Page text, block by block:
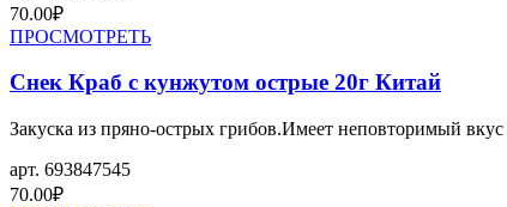
70.00₽
ПРОСМОТРЕТЬ
Снек Краб с кунжутом острые 20г Китай
Закуска из пряно-острых грибов.Имеет неповторимый
арт. 693847545
70.00₽